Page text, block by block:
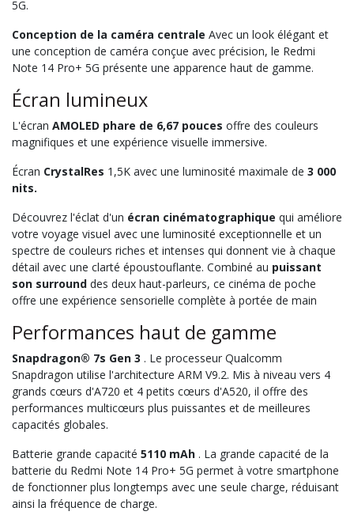
5G.
Conception de la caméra centrale Avec un look élégant et
une conception de caméra conçue avec précision, le Redmi
Note 14 Pro+ 5G présente une apparence haut de gamme.
Écran lumineux
L'écran AMOLED phare de 6,67 pouces offre des couleurs
magnifiques et une expérience visuelle immersive.
Écran CrystalRes 1,5K avec une luminosité maximale de 3 000
nits.
Découvrez l'éclat d'un écran cinématographique qui améliore
votre voyage visuel avec une luminosité exceptionnelle et un
spectre de couleurs riches et intenses qui donnent vie à chaque
détail avec une clarté époustouflante. Combiné au puissant
son surround des deux haut-parleurs, ce cinéma de poche
offre une expérience sensorielle complète à portée de main
Performances haut de gamme
Snapdragon® 7s Gen 3 . Le processeur Qualcomm
Snapdragon utilise l'architecture ARM V9.2. Mis à niveau vers 4
grands cœurs d'A720 et 4 petits cœurs d'A520, il offre des
performances multicœurs plus puissantes et de meilleures
capacités globales.
Batterie grande capacité 5110 mAh . La grande capacité de la
batterie du Redmi Note 14 Pro+ 5G permet à votre smartphone
de fonctionner plus longtemps avec une seule charge, réduisant
ainsi la fréquence de charge.